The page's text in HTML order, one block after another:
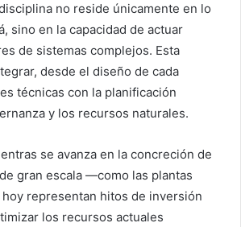
no reside únicamente en lo
sino en la capacidad de actuar
de sistemas complejos. Esta
desde el diseño de cada
técnicas con la planificación
y los recursos naturales.
se avanza en la concreción de
gran escala —como las plantas
representan hitos de inversión
los recursos actuales